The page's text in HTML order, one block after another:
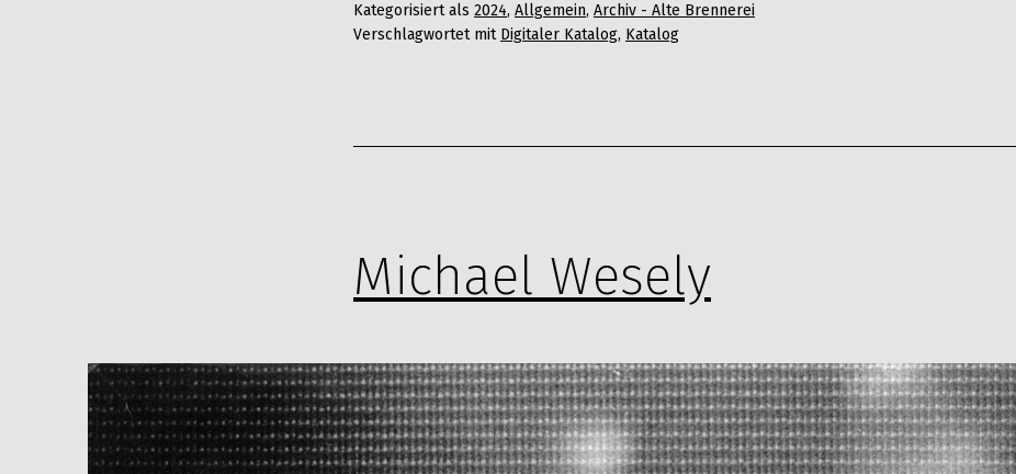
Kategorisiert als 2024, Allgemein, Archiv - Alte Brennerei
Verschlagwortet mit Digitaler Katalog, Katalog
Michael Wesely